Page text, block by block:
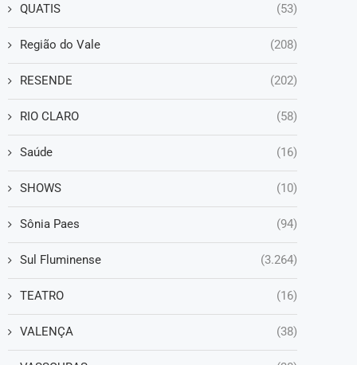
QUATIS (53)
Região do Vale (208)
RESENDE (202)
RIO CLARO (58)
Saúde (16)
SHOWS (10)
Sônia Paes (94)
Sul Fluminense (3.264)
TEATRO (16)
VALENÇA (38)